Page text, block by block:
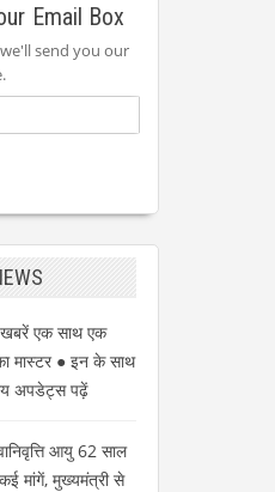
Email Box
send you our
एक साथ एक
मास्टर ● इन के साथ
अपडेट्स पढ़ें
आयु 62 साल
मांगें, मुख्यमंत्री से